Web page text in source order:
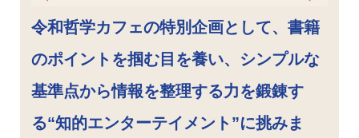
令和哲学カフェの特別企画として、書籍
のポイントを掴む目を養い、シンプルな
基準点から情報を整理する力を鍛錬す
る“知的エンターテイメント”に挑みま